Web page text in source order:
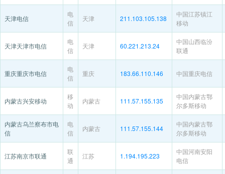
天津电信
电
信
天津 211.103.105.138
中国江苏镇江
移动
天津天津市电信
电
信
天津 60.221.213.24
中国山西临汾
联通
重庆重庆市电信
电
信
重庆 183.66.110.146 中国重庆电信
内蒙古兴安移动
移
动
内蒙古 111.57.155.135
中国内蒙古鄂
尔多斯移动
内蒙古乌兰察布市电
信
电
信
内蒙古 111.57.155.144
中国内蒙古鄂
尔多斯移动
江苏南京市联通
联
通
江苏 1.194.195.223
中国河南安阳
电信